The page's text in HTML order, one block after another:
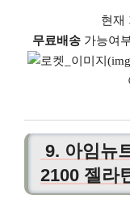
현재
무료배송가능여
9. 아임뉴
2100 젤라